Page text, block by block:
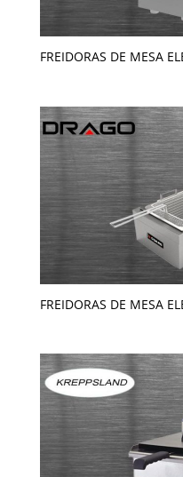
FREIDORAS DE MESA
FREIDORAS DE MESA